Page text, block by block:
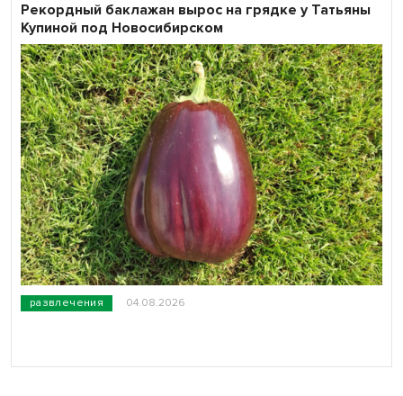
развлечения 04.08.2026
Рекордный баклажан вырос на грядке у Татьяны
Купиной под Новосибирском